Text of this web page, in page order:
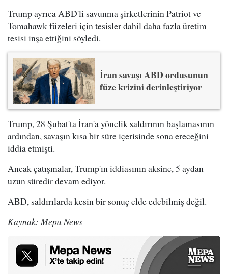
Trump ayrıca ABD'li savunma şirketlerinin Patriot ve
Tomahawk füzeleri için tesisler dahil daha fazla üretim
tesisi inşa ettiğini söyledi.
İran savaşı ABD ordusunun
füze krizini derinleştiriyor
Trump, 28 Şubat'ta İran'a yönelik saldırının başlamasının
ardından, savaşın kısa bir süre içerisinde sona ereceğini
iddia etmişti.
Ancak çatışmalar, Trump'ın iddiasının aksine, 5 aydan
uzun süredir devam ediyor.
ABD, saldırılarda kesin bir sonuç elde edebilmiş değil.
Kaynak: Mepa News